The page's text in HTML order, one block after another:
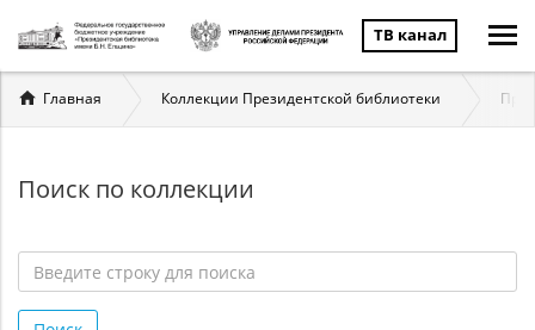
ТВ канал
Вы
здесь
Главная Коллекции Президентской библиотеки
Поиск по коллекции